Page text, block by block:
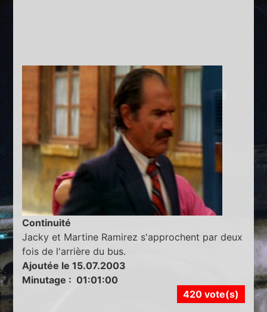
Continuité
Jacky et Martine Ramirez s'approchent par deux
fois de l'arrière du bus.
Ajoutée le 15.07.2003
Minutage : 01:01:00
420 vote(s)